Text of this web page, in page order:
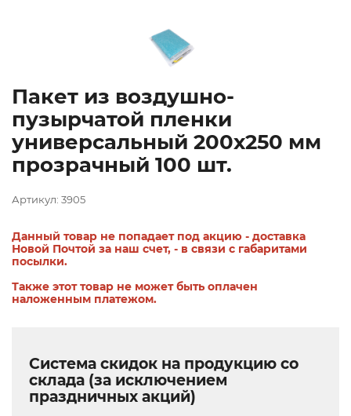
Пакет из воздушно-
пузырчатой пленки
универсальный 200х250 мм
прозрачный 100 шт.
Артикул: 3905
Данный товар не попадает под акцию - доставка
Новой Почтой за наш счет, - в связи с габаритами
посылки.
Также этот товар не может быть оплачен
наложенным платежом.
Система скидок на продукцию со
склада (за исключением
праздничных акций)